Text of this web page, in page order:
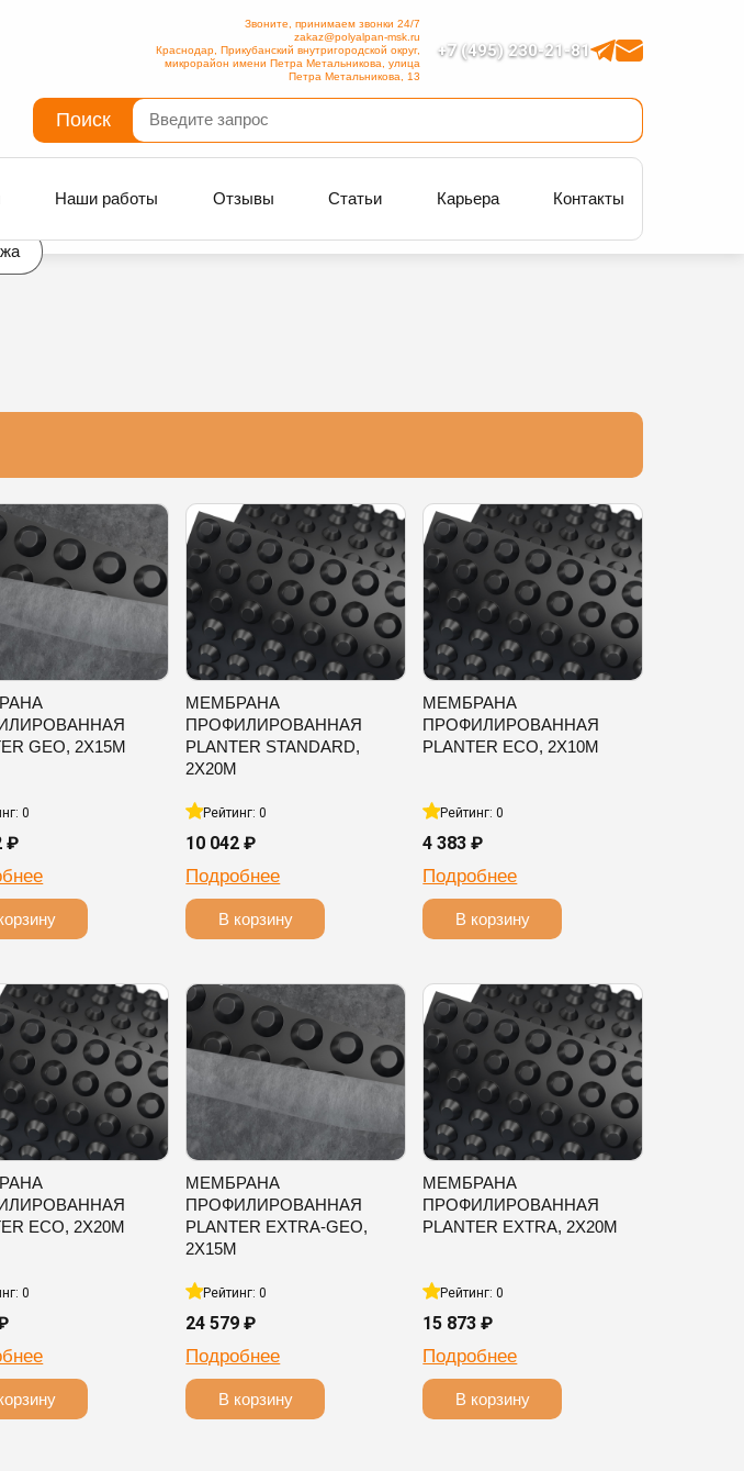
+7 (495) 230-21-81
Звоните, принимаем звонки 24/7
zakaz@polyalpan-msk.ru
Краснодар, Прикубанский внутригородской округ,
микрорайон имени Петра Метальникова, улица
Петра Метальникова, 13
Поиск
Наши работы Отзывы Статьи Карьера Контакты
GEO, 2Х15М
0
₽
МЕМБРАНА
ПРОФИЛИРОВАННАЯ
PLANTER STANDARD,
2Х20М
Рейтинг: 0
10 042 ₽
Подробнее
В корзину
МЕМБРАНА
ПРОФИЛИРОВАННАЯ
PLANTER ECO, 2Х10М
Рейтинг: 0
4 383 ₽
Подробнее
В корзину
ECO, 2Х20М
0
МЕМБРАНА
ПРОФИЛИРОВАННАЯ
PLANTER EXTRA-GEO,
2Х15М
Рейтинг: 0
24 579 ₽
Подробнее
В корзину
МЕМБРАНА
ПРОФИЛИРОВАННАЯ
PLANTER EXTRA, 2Х20М
Рейтинг: 0
15 873 ₽
Подробнее
В корзину